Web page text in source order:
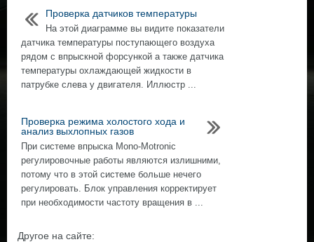
Проверка датчиков температуры
На этой диаграмме вы видите показатели
датчика температуры поступающего воздуха
рядом с впрыскной форсункой а также датчика
температуры охлаждающей жидкости в
патрубке слева у двигателя. Иллюстр ...
Проверка режима холостого хода и
анализ выхлопных газов
При системе впрыска Mono-Motronic
регулировочные работы являются излишними,
потому что в этой системе больше нечего
регулировать. Блок управления корректирует
при необходимости частоту вращения в ...
Другое на сайте: